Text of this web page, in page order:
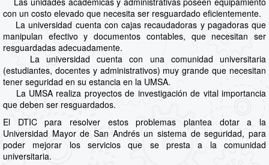
con un costo elevado que necesita ser resguardado eficientemente.
La universidad cuenta con cajas recaudadoras y pagadoras que
manipulan efectivo y documentos contables, que necesitan ser
resguardadas adecuadamente.
La universidad cuenta con una comunidad universitaria
(estudiantes, docentes y administrativos) muy grande que necesitan
tener seguridad en su estancia en la UMSA.
La UMSA realiza proyectos de investigación de vital importancia
que deben ser resguardados.
El DTIC para resolver estos problemas plantea dotar a la
Universidad Mayor de San Andrés un sistema de seguridad, para
poder mejorar los servicios que se presta a la comunidad
universitaria.